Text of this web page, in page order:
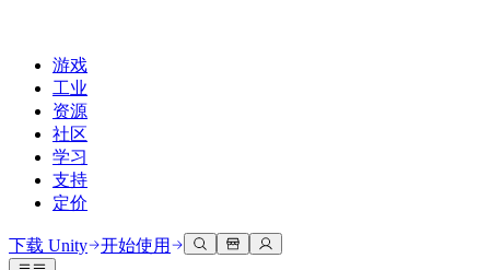
游戏
工业
资源
社区
学习
支持
定价
开发
使用案例
技术库
社区中心
适合每个级别
支持选项
下载 Unity 开始使用